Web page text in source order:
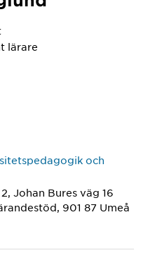
lärare
och
Johan Bures väg 16
901 87 Umeå